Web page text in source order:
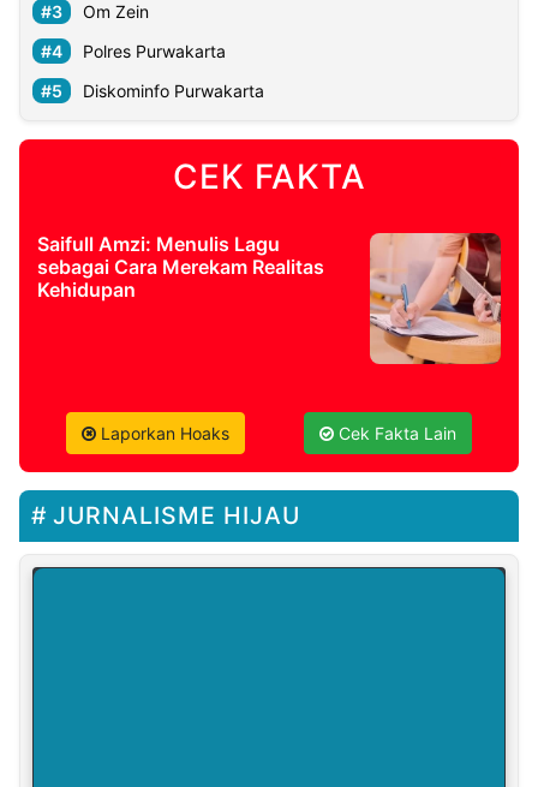
Om Zein
Polres Purwakarta
Diskominfo Purwakarta
CEK FAKTA
Saifull Amzi: Menulis Lagu
sebagai Cara Merekam Realitas
Kehidupan
Laporkan Hoaks Cek Fakta Lain
JURNALISME HIJAU